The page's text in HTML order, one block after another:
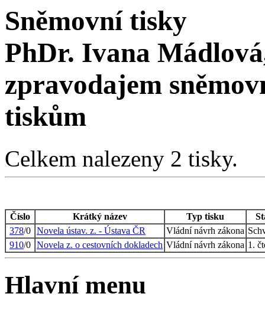
Sněmovní tisky
PhDr. Ivana
zpravodajem
tiskům
Celkem nalezeny 2 tisky.
Číslo Krátký název Typ tisku
378/0 Novela ústav. z. - Ústava ČR Vládní návrh zákona
910/0 Novela z. o cestovních dokladech Vládní návrh zákona 1.
Hlavní menu